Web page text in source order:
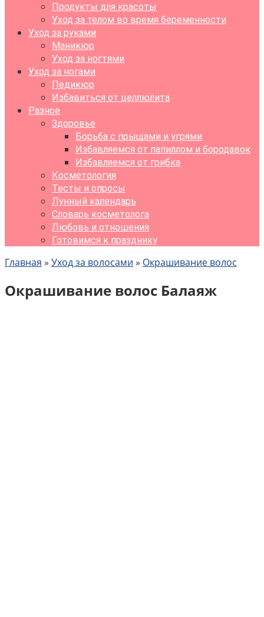
Продукты для красоты
Уход за телом во время беременности
Уход за руками
Маникюр
Уход за ногтями
Уход за ногами
Педикюр
Избавиться от целлюлита
Разное
Здоровье
Борьба с прыщами и угрями
Избавляемся от папиллом и бородавок
Избавляемся от грибка
Косметология
Тесты и опросы
Лунный календарь
Словарь косметолога
Любовь и отношения
Готовимся к празднику
Главная » Уход за волосами » Окрашивание волос
Окрашивание волос Балаяж